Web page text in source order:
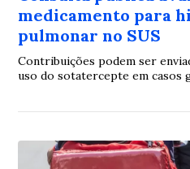
medicamento para
pulmonar no SUS
Contribuições podem ser
uso do sotatercepte em casos